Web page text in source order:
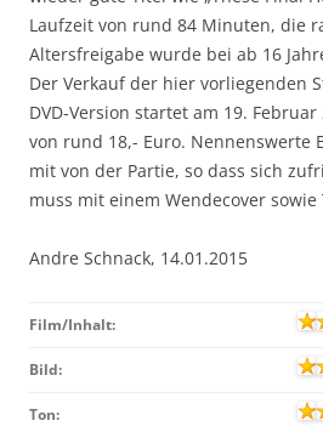
Laufzeit von rund 84 Minuten, die
Altersfreigabe wurde bei ab 16
Der Verkauf der hier vorliegenden
DVD-Version startet am 19.
von rund 18,- Euro. Nennenswerte
mit von der Partie, so dass sich
muss mit einem Wendecover sowie
Andre Schnack, 14.01.2015
Film/Inhalt:
Bild:
Ton: